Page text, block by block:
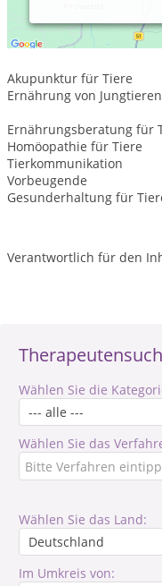
Wählen Sie die
Wählen Sie das
Wählen Sie das Land:
Im Umkreis von:
Tierheilkunde
Akupunktur für Tiere
Ernährung von Jungtieren
Ernährungsberatung für
Homöopathie für Tiere
Tierkommunikation
Vorbeugende
Gesunderhaltung für
Verantwortlich für den